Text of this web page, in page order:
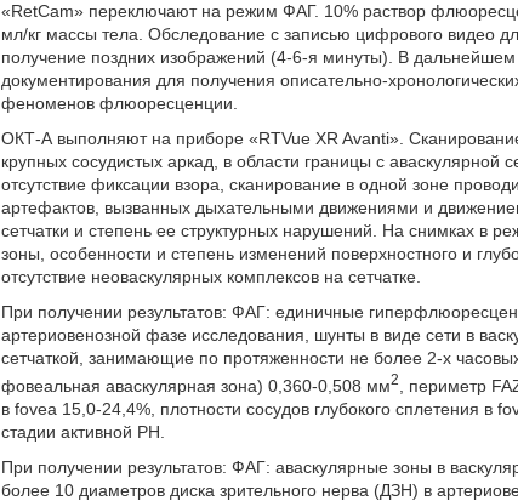
«RetCam» переключают на режим ФАГ. 10% раствор
мл/кг массы тела. Обследование с записью цифрового видео
получение поздних изображений (4-6-я минуты). В
документирования для получения описательно-
феноменов флюоресценции.
ОКТ-А выполняют на приборе «RTVue XR Avanti».
крупных сосудистых аркад, в области границы с аваскулярной
отсутствие фиксации взора, сканирование в одной зоне
артефактов, вызванных дыхательными движениями и
сетчатки и степень ее структурных нарушений. На снимках в
зоны, особенности и степень изменений поверхностного и
отсутствие неоваскулярных комплексов на сетчатке.
При получении результатов: ФАГ: единичные
артериовенозной фазе исследования, шунты в виде сети в
сетчаткой, занимающие по протяженности не более 2-х
фовеальная аваскулярная зона) 0,360-0,508 мм2
, периметр
в fovea 15,0-24,4%, плотности сосудов глубокого сплетения в
стадии активной РН.
При получении результатов: ФАГ: аваскулярные зоны в
более 10 диаметров диска зрительного нерва (ДЗН) в